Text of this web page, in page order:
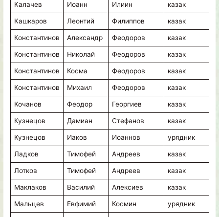
Калачев Иоанн Илиин казак
Кашкаров Леонтий Филиппов казак
Константинов Александр Феодоров казак
Константинов Николай Феодоров казак
Константинов Косма Феодоров казак
Константинов Михаил Феодоров казак
Кочанов Феодор Георгиев казак
Кузнецов Дамиан Стефанов казак
Кузнецов Иаков Иоаннов урядник
Ладков Тимофей Андреев казак
Лотков Тимофей Андреев казак
Маклаков Василий Алексиев казак
Мальцев Евфимий Космин урядник